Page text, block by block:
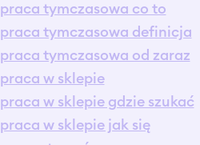
praca tymczasowa co to
praca tymczasowa definicja
praca tymczasowa od zaraz
praca w sklepie
praca w sklepie gdzie szukać
praca w sklepie jak się